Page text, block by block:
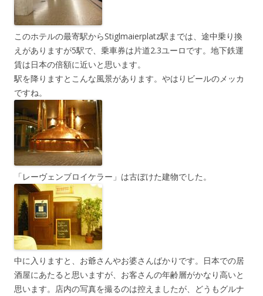
このホテルの最寄駅からStiglmaierplatz駅までは、途中乗り換
えがありますが5駅で、乗車券は片道2.3ユーロです。地下鉄運
賃は日本の倍額に近いと思います。
駅を降りますとこんな風景があります。やはりビールのメッカ
ですね。
「レーヴェンブロイケラー」は古ぼけた建物でした。
中に入りますと、お爺さんやお婆さんばかりです。日本での居
酒屋にあたると思いますが、お客さんの年齢層がかなり高いと
思います。店内の写真を撮るのは控えましたが、どうもグルナ